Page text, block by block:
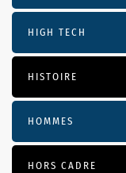
HIGH TECH
HISTOIRE
HOMMES
HORS CADRE